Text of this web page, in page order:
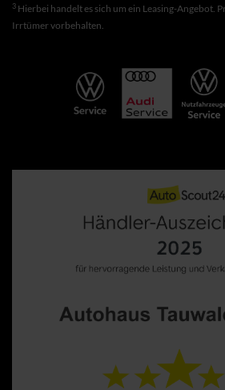
3 Hierbei handelt es sich um ein Leasing-Angebot.
Irrtümer vorbehalten.